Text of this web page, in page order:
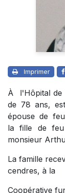
Imprimer
À l'Hôpital de
de 78 ans,
épouse de
la fille de
monsieur
La famille
cendres, à la
Coopérative